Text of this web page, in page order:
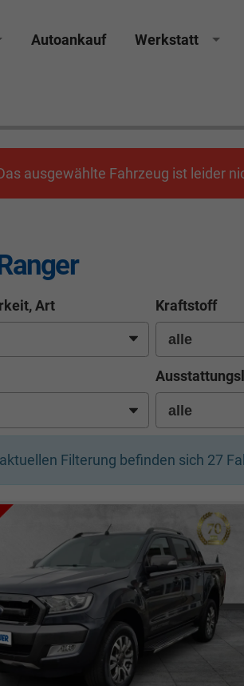
Autoankauf Werkstatt
ausgewählte Fahrzeug ist leider
Art Kraftstoff
Filterung befinden sich 27